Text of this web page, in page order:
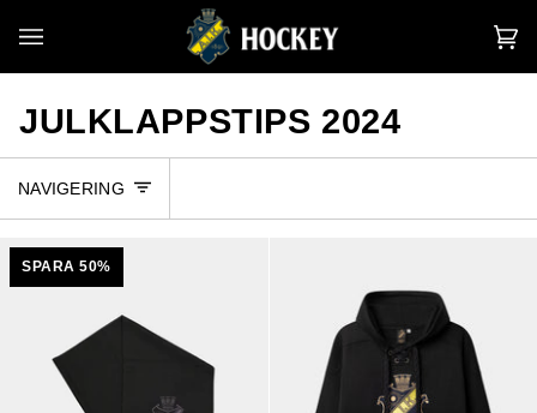
innehållet
JULKLAPPSTIPS 2024
NAVIGERING
SPARA 50%